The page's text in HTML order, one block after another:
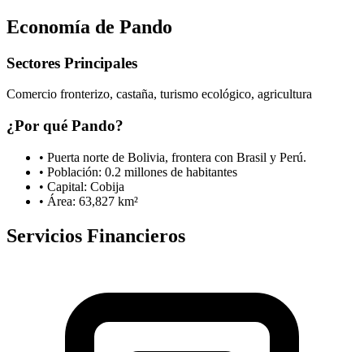
Economía de Pando
Sectores Principales
Comercio fronterizo, castaña, turismo ecológico, agricultura
¿Por qué Pando?
• Puerta norte de Bolivia, frontera con Brasil y Perú.
• Población: 0.2 millones de habitantes
• Capital: Cobija
• Área: 63,827 km²
Servicios Financieros